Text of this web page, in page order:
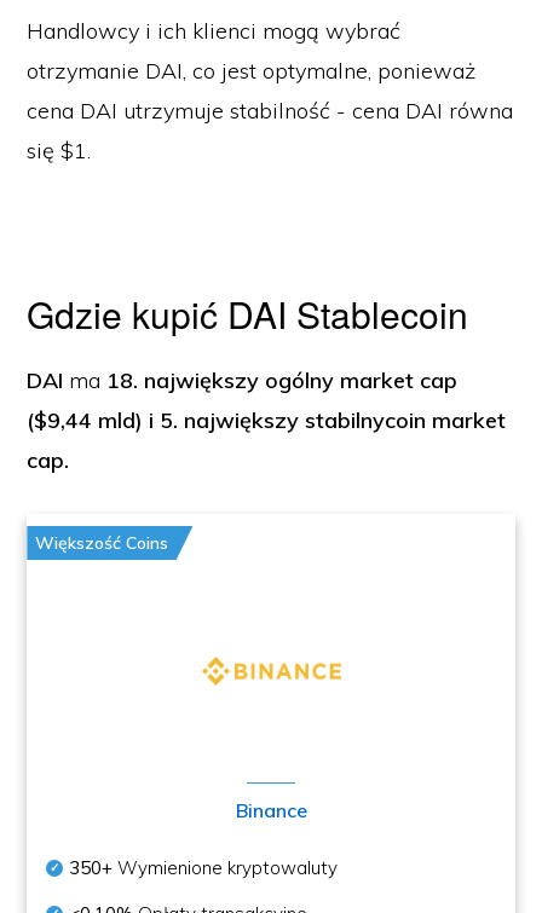
Handlowcy i ich klienci mogą wybrać
otrzymanie DAI, co jest optymalne, ponieważ
cena DAI utrzymuje stabilność - cena DAI równa
się $1.
Gdzie kupić DAI Stablecoin
DAI ma 18. największy ogólny market cap
($9,44 mld) i 5. największy stabilnycoin market
cap.
Większość Coins
Binance
350+ Wymienione kryptowaluty